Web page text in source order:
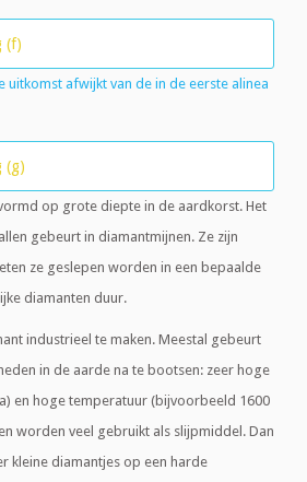
(f)
uitkomst afwijkt van de in de eerste alinea
(g)
op grote diepte in de aardkorst. Het
gebeurt in diamantmijnen. Ze zijn
ze geslepen worden in een bepaalde
diamanten duur.
industrieel te maken. Meestal gebeurt
in de aarde na te bootsen: zeer hoge
en hoge temperatuur (bijvoorbeeld 1600
worden veel gebruikt als slijpmiddel. Dan
kleine diamantjes op een harde